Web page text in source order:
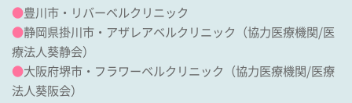
●豊川市・リバーベルクリニック
●静岡県掛川市・アザレアベルクリニック （協力医療機関/ 医
療法人葵静会）
●大阪府堺市・フラワーベルクリニック （協力医療機関/ 医療
法人葵阪会）